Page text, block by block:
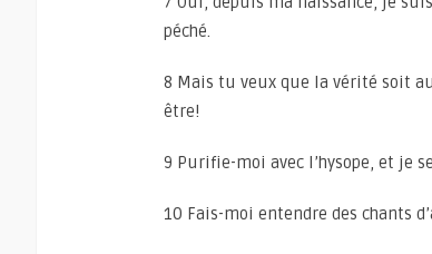
péché.
8 Mais tu veux que la vérité soit
être!
9 Purifie-moi avec l’hysope, et je
10 Fais-moi entendre des chants